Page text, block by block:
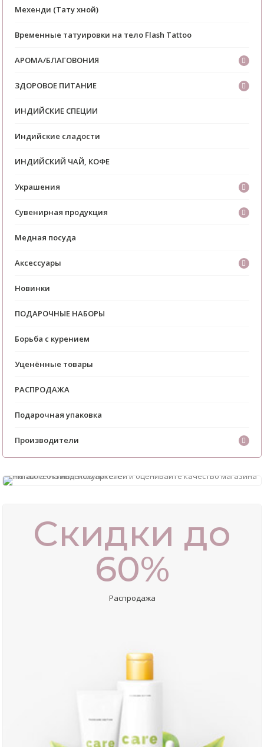
Мехенди (Тату хной)
Временные татуировки на тело Flash Tattoo
АРОМА/БЛАГОВОНИЯ
ЗДОРОВОЕ ПИТАНИЕ
ИНДИЙСКИЕ СПЕЦИИ
Индийские сладости
ИНДИЙСКИЙ ЧАЙ, КОФЕ
Украшения
Сувенирная продукция
Медная посуда
Аксессуары
Новинки
ПОДАРОЧНЫЕ НАБОРЫ
Борьба с курением
Уценённые товары
РАСПРОДАЖА
Подарочная упаковка
Производители
Скидки до
60%
Распродажа